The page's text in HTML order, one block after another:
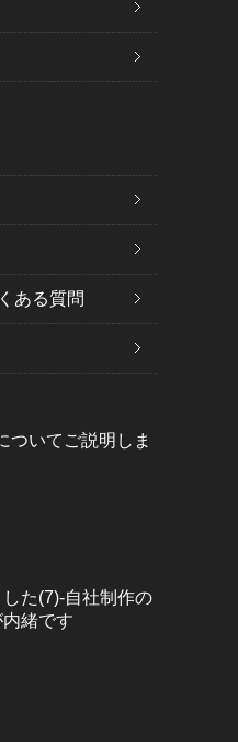
ある質問
ついてご説明しま
た(7)-自社制作の
緒です